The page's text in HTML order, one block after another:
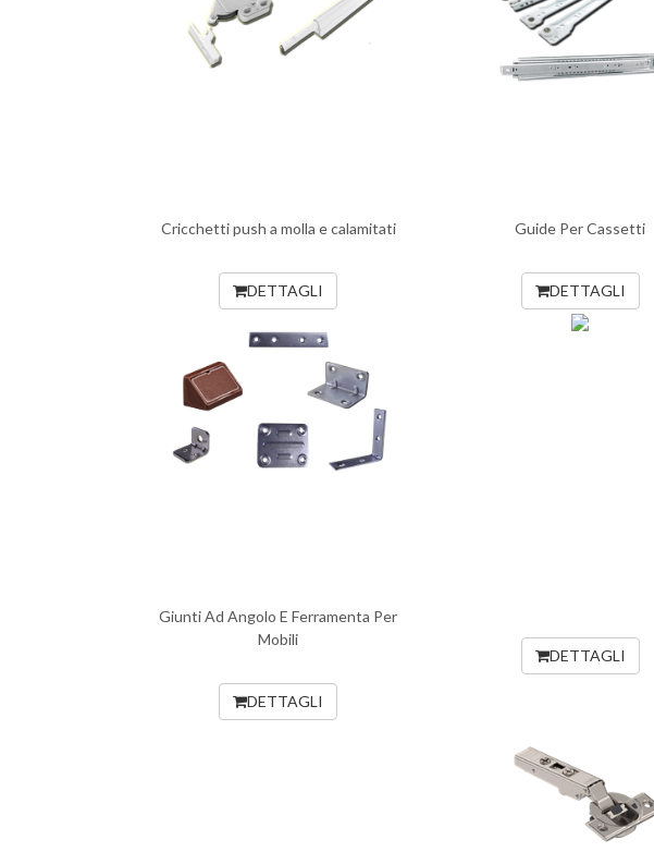
Cricchetti push a molla e calamitati
DETTAGLI
Guide Per Cassetti
DETTAGLI
Giunti Ad Angolo E Ferramenta Per
Mobili
DETTAGLI
DETTAGLI